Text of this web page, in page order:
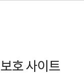
호 사이트